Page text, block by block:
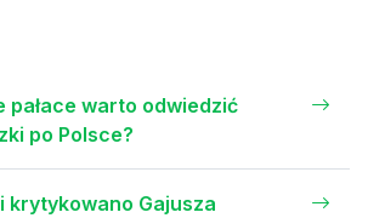
pałace warto odwiedzić
po Polsce?
krytykowano Gajusza